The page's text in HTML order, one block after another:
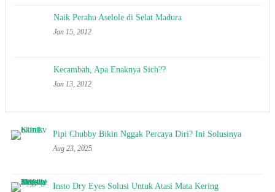
Naik Perahu Aselole di Selat Madura
Jan 15, 2012
Kecambah, Apa Enaknya Sich??
Jan 13, 2012
Pipi Chubby Bikin Nggak Percaya Diri? Ini Solusinya
Aug 23, 2025
Insto Dry Eyes Solusi Untuk Atasi Mata Kering